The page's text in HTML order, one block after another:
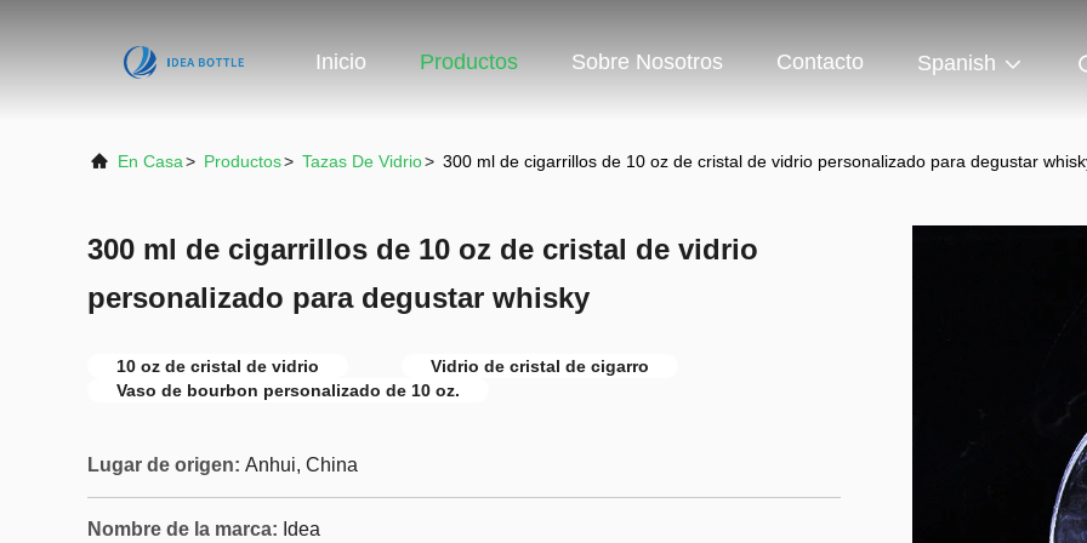
Inicio Productos Sobre Nosotros Contacto Spanish
En Casa> Productos> Tazas De Vidrio> 300 ml de cigarrillos de 10 oz de cristal de vidrio personalizado para degustar
300 ml de cigarrillos de 10 oz de cristal de vidrio
personalizado para degustar whisky
10 oz de cristal de vidrio
Vidrio de cristal de cigarro
Vaso de bourbon personalizado de 10 oz.
Lugar de origen: Anhui, China
Nombre de la marca: Idea